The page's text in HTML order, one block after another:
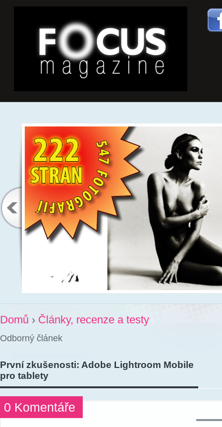
Domů › Články, recenze a testy
Odborný článek
První zkušenosti: Adobe Lightroom Mobile
pro tablety
0 Komentáře